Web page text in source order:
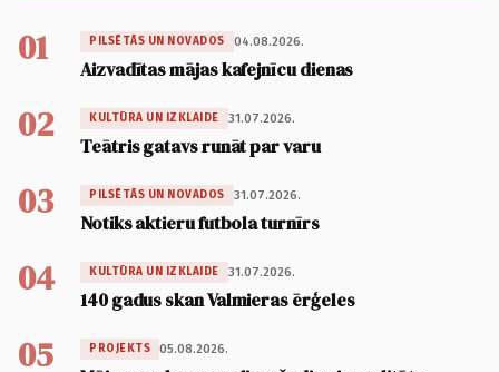
01 PILSĒTĀS UN NOVADOS 04.08.2026.
Aizvadītas mājas kafejnīcu dienas
02 KULTŪRA UN IZKLAIDE 31.07.2026.
Teātris gatavs runāt par varu
03 PILSĒTĀS UN NOVADOS 31.07.2026.
Notiks aktieru futbola turnīrs
04 KULTŪRA UN IZKLAIDE 31.07.2026.
140 gadus skan Valmieras ērģeles
05 PROJEKTS 05.08.2026.